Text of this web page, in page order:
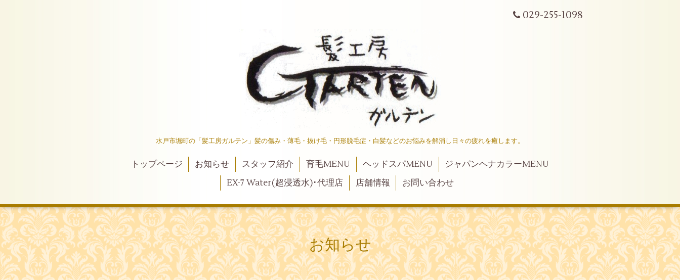
029-255-1098
水戸市堀町の「髪工房ガルテン」髪の傷み・薄毛・抜け毛・円形脱毛症・白髪などのお悩みを解消し日々の疲れを癒します。
トップページ お知らせ スタッフ紹介 育毛MENU ヘッドスパMENU
ジャパンヘナカラーMENU
EX-7 Water(超浸透水)･代理店
店舗情報 お問い合わせ
お知らせ